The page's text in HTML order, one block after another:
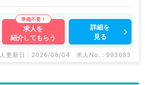
求人を
紹介してもらう
詳細を
見る
更新日 : 2026/08/04 求人No. : 993683